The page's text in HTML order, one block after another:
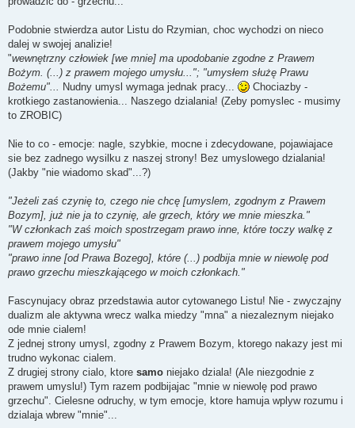
Podobnie stwierdza autor Listu do Rzymian, choc wychodzi on nieco
dalej w swojej analizie!
"wewnętrzny człowiek [we mnie] ma upodobanie zgodne z Prawem
Bożym. (...) z prawem mojego umysłu..."; "umysłem służę Prawu
Bożemu"... Nudny umysl wymaga jednak pracy...
Chociazby -
krotkiego zastanowienia... Naszego dzialania! (Zeby pomyslec - musimy
to ZROBIC)
Nie to co - emocje: nagle, szybkie, mocne i zdecydowane, pojawiajace
sie bez zadnego wysilku z naszej strony! Bez umyslowego dzialania!
(Jakby "nie wiadomo skad"...?)
"Jeżeli zaś czynię to, czego nie chcę [umyslem, zgodnym z Prawem
Bozym], już nie ja to czynię, ale grzech, który we mnie mieszka."
"W członkach zaś moich spostrzegam prawo inne, które toczy walkę z
prawem mojego umysłu"
"prawo inne [od Prawa Bozego], które (...) podbija mnie w niewolę pod
prawo grzechu mieszkającego w moich członkach."
Fascynujacy obraz przedstawia autor cytowanego Listu! Nie - zwyczajny
dualizm ale aktywna wrecz walka miedzy "mna" a niezaleznym niejako
ode mnie cialem!
Z jednej strony umysl, zgodny z Prawem Bozym, ktorego nakazy jest mi
trudno wykonac cialem.
Z drugiej strony cialo, ktore samo niejako dziala! (Ale niezgodnie z
prawem umyslu!) Tym razem podbijajac "mnie w niewolę pod prawo
grzechu". Cielesne odruchy, w tym emocje, ktore hamuja wplyw rozumu i
dzialaja wbrew "mnie"...